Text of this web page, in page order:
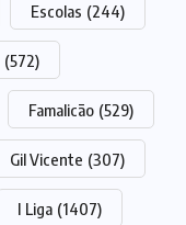
Escolas (244)
(572)
Famalicão (529)
Gil Vicente (307)
I Liga (1407)